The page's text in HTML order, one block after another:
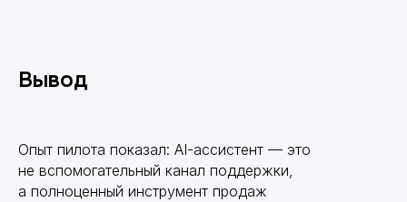
Вывод
Опыт пилота показал: AI-ассистент — это
не вспомогательный канал поддержки,
а полноценный инструмент продаж